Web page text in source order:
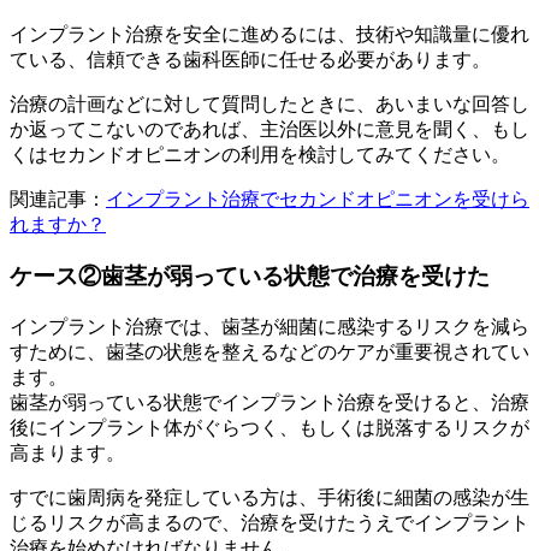
インプラント治療を安全に進めるには、技術や知識量に優れ
ている、信頼できる歯科医師に任せる必要があります。
治療の計画などに対して質問したときに、あいまいな回答し
か返ってこないのであれば、主治医以外に意見を聞く、もし
くはセカンドオピニオンの利用を検討してみてください。
関連記事： インプラント治療でセカンドオピニオンを受けら
れますか？
ケース②歯茎が弱っている状態で治療を受けた
インプラント治療では、歯茎が細菌に感染するリスクを減ら
すために、歯茎の状態を整えるなどのケアが重要視されてい
ます。
歯茎が弱っている状態でインプラント治療を受けると、治療
後にインプラント体がぐらつく、もしくは脱落するリスクが
高まります。
すでに歯周病を発症している方は、手術後に細菌の感染が生
じるリスクが高まるので、治療を受けたうえでインプラント